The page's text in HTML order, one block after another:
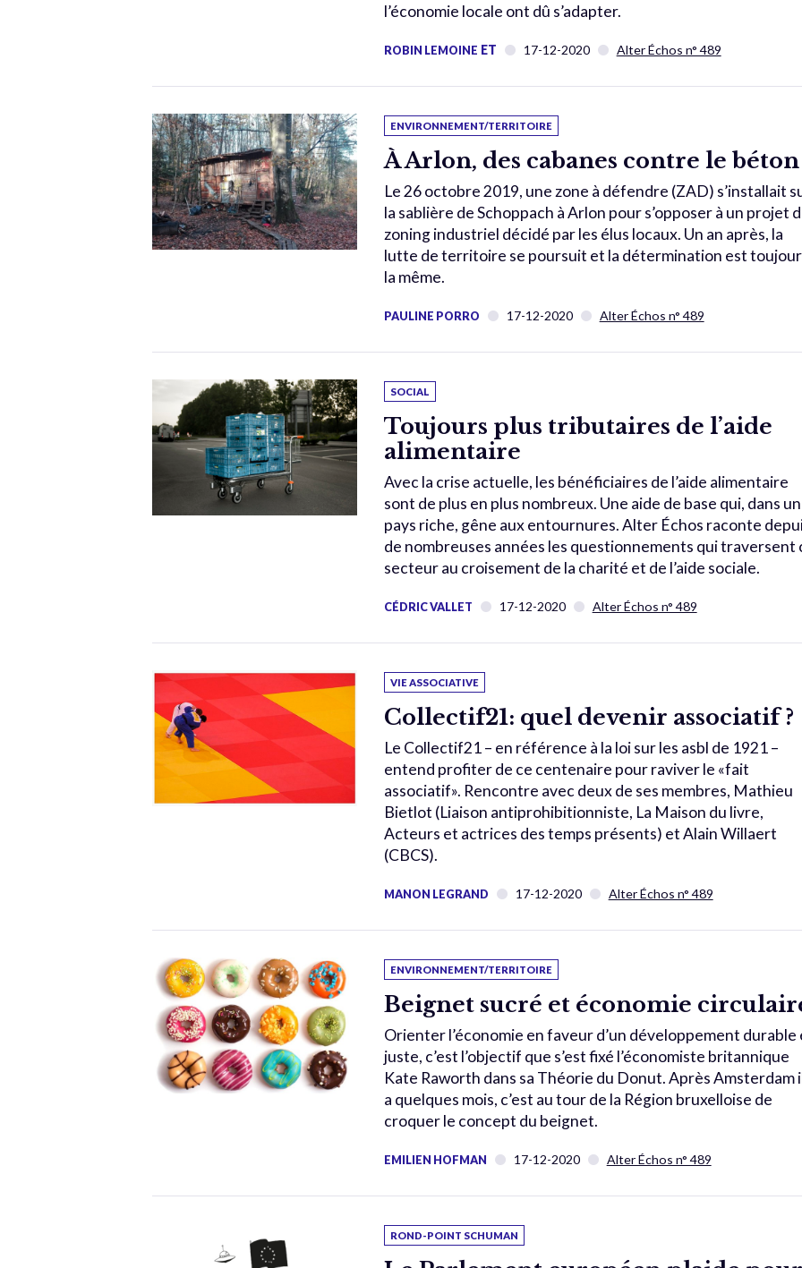
l’économie locale ont dû s’adapter.
ROBIN LEMOINE ET 17-12-2020 Alter Échos n° 489
ENVIRONNEMENT/TERRITOIRE
À Arlon, des cabanes contre le béton
Le 26 octobre 2019, une zone à défendre (ZAD) s’installait
la sablière de Schoppach à Arlon pour s’opposer à un projet
zoning industriel décidé par les élus locaux. Un an après, la
lutte de territoire se poursuit et la détermination est
la même.
PAULINE PORRO 17-12-2020 Alter Échos n° 489
SOCIAL
Toujours plus tributaires de l’aide
alimentaire
Avec la crise actuelle, les bénéficiaires de l’aide alimentaire
sont de plus en plus nombreux. Une aide de base qui, dans un
pays riche, gêne aux entournures. Alter Échos raconte
de nombreuses années les questionnements qui traversent
secteur au croisement de la charité et de l’aide sociale.
CÉDRIC VALLET 17-12-2020 Alter Échos n° 489
VIE ASSOCIATIVE
Collectif21: quel devenir associatif ?
Le Collectif21 – en référence à la loi sur les asbl de 1921 –
entend profiter de ce centenaire pour raviver le «fait
associatif». Rencontre avec deux de ses membres, Mathieu
Bietlot (Liaison antiprohibitionniste, La Maison du livre,
Acteurs et actrices des temps présents) et Alain Willaert
(CBCS).
MANON LEGRAND 17-12-2020 Alter Échos n° 489
ENVIRONNEMENT/TERRITOIRE
Beignet sucré et économie
Orienter l’économie en faveur d’un développement durable
juste, c’est l’objectif que s’est fixé l’économiste britannique
Kate Raworth dans sa Théorie du Donut. Après Amsterdam
a quelques mois, c’est au tour de la Région bruxelloise de
croquer le concept du beignet.
EMILIEN HOFMAN 17-12-2020 Alter Échos n° 489
ROND-POINT SCHUMAN